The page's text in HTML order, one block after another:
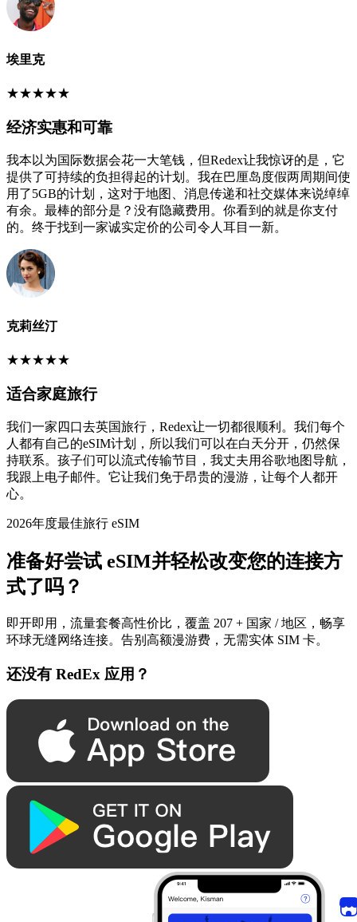
埃里克
★★★★★
经济实惠和可靠
我本以为国际数据会花一大笔钱，但Redex让我惊讶的是，它
提供了可持续的负担得起的计划。我在巴厘岛度假两周期间使
用了5GB的计划，这对于地图、消息传递和社交媒体来说绰绰
有余。最棒的部分是？没有隐藏费用。你看到的就是你支付
的。终于找到一家诚实定价的公司令人耳目一新。
克莉丝汀
★★★★★
适合家庭旅行
我们一家四口去英国旅行，Redex让一切都很顺利。我们每个
人都有自己的eSIM计划，所以我们可以在白天分开，仍然保
持联系。孩子们可以流式传输节目，我丈夫用谷歌地图导航，
我跟上电子邮件。它让我们免于昂贵的漫游，让每个人都开
心。
2026年度最佳旅行 eSIM
准备好尝试 eSIM并轻松改变您的连接方
式了吗？
即开即用，流量套餐高性价比，覆盖 207 + 国家 / 地区，畅享
环球无缝网络连接。告别高额漫游费，无需实体 SIM 卡。
还没有 RedEx 应用？